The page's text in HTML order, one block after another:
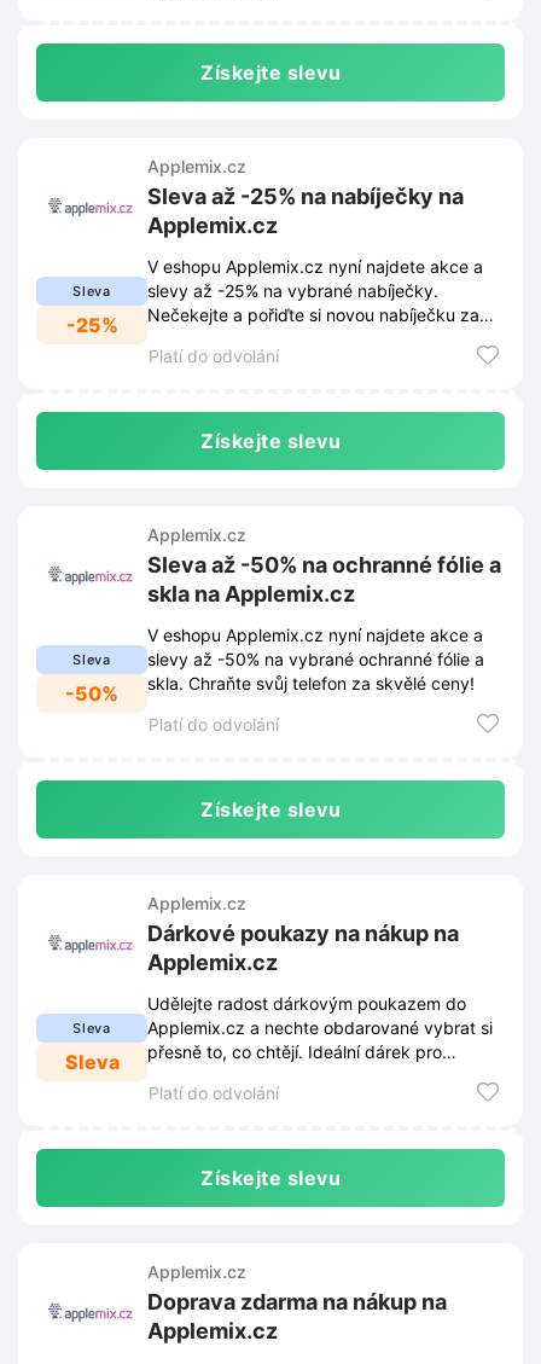
Získejte slevu
Sleva
-25%
Applemix.cz
Sleva až -25% na nabíječky na
Applemix.cz
V eshopu Applemix.cz nyní najdete akce a
slevy až -25% na vybrané nabíječky.
Nečekejte a pořiďte si novou nabíječku za
Platí do odvolání
Získejte slevu
Sleva
-50%
Applemix.cz
Sleva až -50% na ochranné fólie a
skla na Applemix.cz
V eshopu Applemix.cz nyní najdete akce a
slevy až -50% na vybrané ochranné fólie a
skla. Chraňte svůj telefon za skvělé ceny!
Platí do odvolání
Získejte slevu
Sleva
Sleva
Applemix.cz
Dárkové poukazy na nákup na
Applemix.cz
Udělejte radost dárkovým poukazem do
Applemix.cz a nechte obdarované vybrat si
přesně to, co chtějí. Ideální dárek pro
Platí do odvolání
Získejte slevu
Applemix.cz
Doprava zdarma na nákup na
Applemix.cz